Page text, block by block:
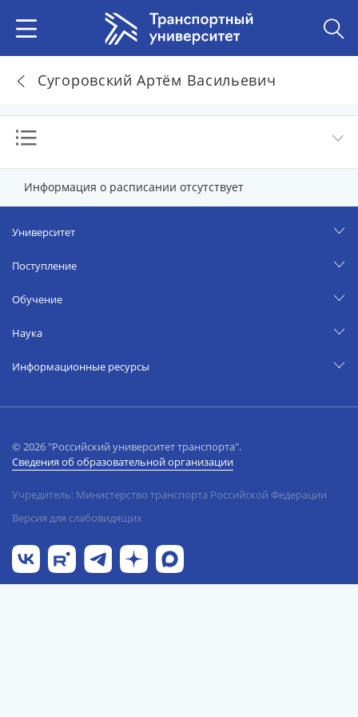
Сугоровский Артём Васильевич
Информация о расписании отсутствует
Университет
Поступление
Обучение
Наука
Информационные ресурсы
© 2026 "Российский университет транспорта".
Сведения об образовательной организации
Учредитель: Министерство транспорта Российской Федерации
Версия для слабовидящих